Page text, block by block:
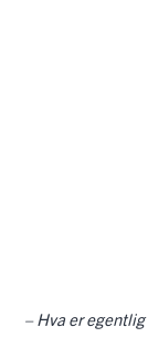
– Hva er egentlig